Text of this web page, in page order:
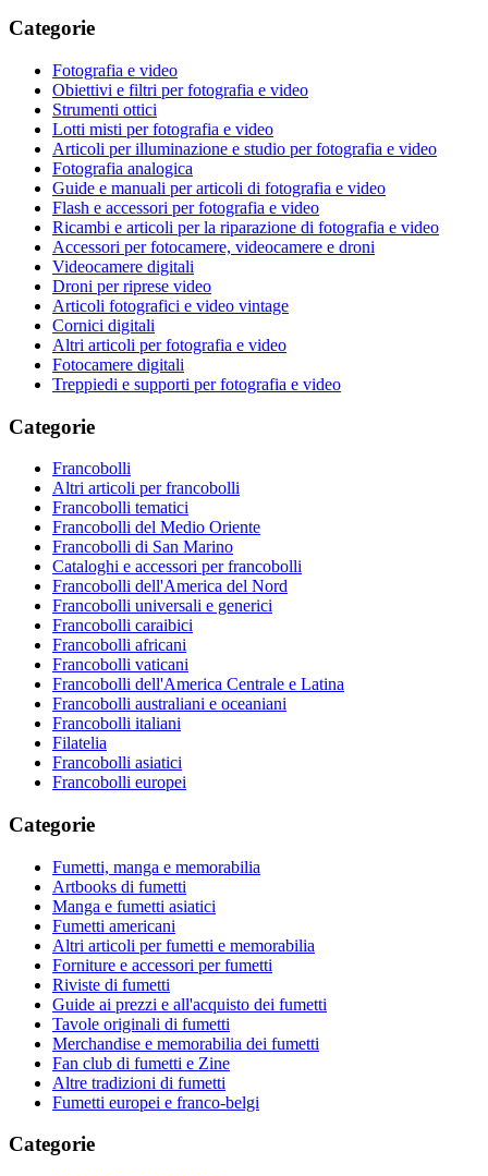
Categorie
Fotografia e video
Obiettivi e filtri per fotografia e video
Strumenti ottici
Lotti misti per fotografia e video
Articoli per illuminazione e studio per fotografia e video
Fotografia analogica
Guide e manuali per articoli di fotografia e video
Flash e accessori per fotografia e video
Ricambi e articoli per la riparazione di fotografia e video
Accessori per fotocamere, videocamere e droni
Videocamere digitali
Droni per riprese video
Articoli fotografici e video vintage
Cornici digitali
Altri articoli per fotografia e video
Fotocamere digitali
Treppiedi e supporti per fotografia e video
Categorie
Francobolli
Altri articoli per francobolli
Francobolli tematici
Francobolli del Medio Oriente
Francobolli di San Marino
Cataloghi e accessori per francobolli
Francobolli dell'America del Nord
Francobolli universali e generici
Francobolli caraibici
Francobolli africani
Francobolli vaticani
Francobolli dell'America Centrale e Latina
Francobolli australiani e oceaniani
Francobolli italiani
Filatelia
Francobolli asiatici
Francobolli europei
Categorie
Fumetti, manga e memorabilia
Artbooks di fumetti
Manga e fumetti asiatici
Fumetti americani
Altri articoli per fumetti e memorabilia
Forniture e accessori per fumetti
Riviste di fumetti
Guide ai prezzi e all'acquisto dei fumetti
Tavole originali di fumetti
Merchandise e memorabilia dei fumetti
Fan club di fumetti e Zine
Altre tradizioni di fumetti
Fumetti europei e franco-belgi
Categorie